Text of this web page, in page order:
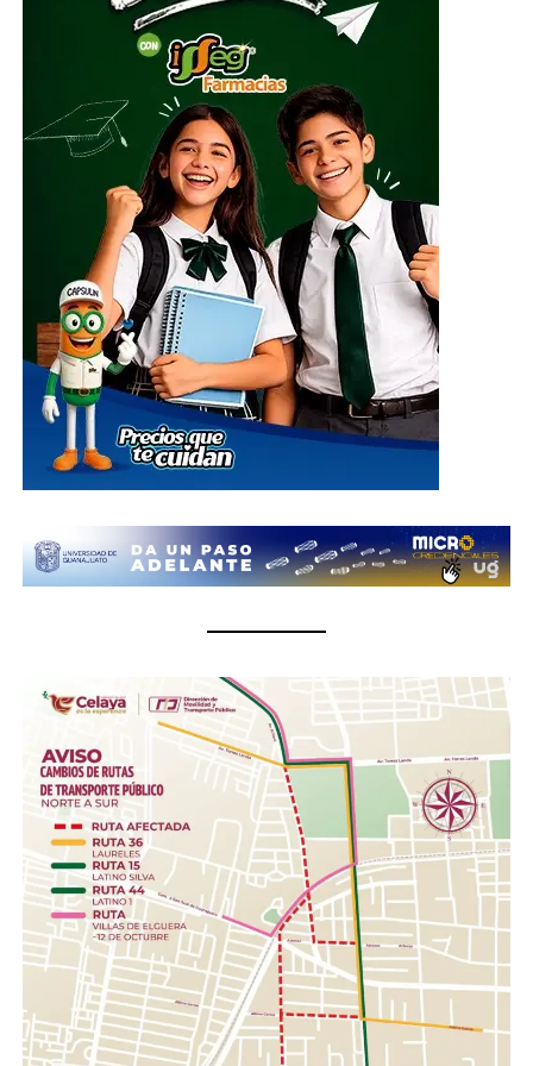
resumen de 42 páginas del informe, decisión que
provocó la renuncia de García al considerar que su
trabajo había sido tergiversado.
ADVERTISEMENT
A pesar del terremoto judicial, Joseph Blatter —quien no
figuraba entre los primeros 14 acusados— fue reelegido
para un quinto mandato apenas dos días después de los
arrestos. No obstante, la presión internacional terminó
por llevarlo a presentar su renuncia tres días más tarde,
aunque permaneció en el cargo hasta la elección de su
sucesor. Blatter rechazó asumir responsabilidad por los
hechos y sostuvo que los dirigentes involucrados habían
actuado por cuenta propia.